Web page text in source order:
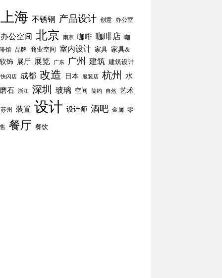
上海 不锈钢 产品设计 创意 办公室
办公空间 北京 南京 咖啡 咖啡店 咖
馆 品牌 商业空间 室内设计 家具 家具&
饰 展厅 展览 广东 广州 建筑 建筑设计
快闪店 成都 改造 日本 服装店 杭州 水
石 浙江 深圳 玻璃 空间 简约 自然 艺术
苏州 装置 设计 设计师 酒吧 金属 零
餐厅 餐饮